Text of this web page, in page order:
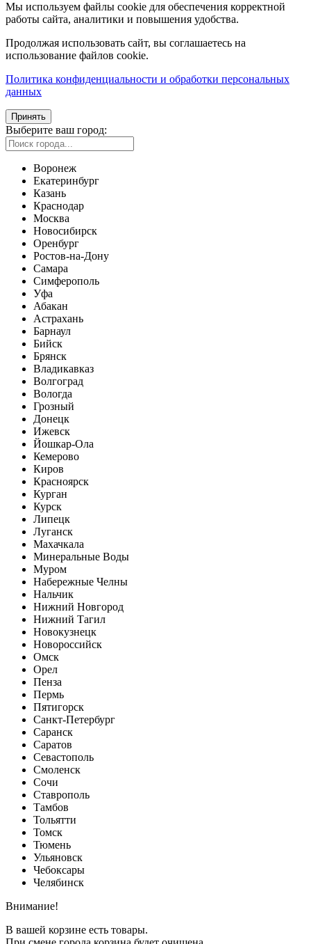
Мы используем файлы cookie для обеспечения корректной
работы сайта, аналитики и повышения удобства.
Продолжая использовать сайт, вы соглашаетесь на
использование файлов cookie.
Политика конфиденциальности и обработки персональных
данных
Принять
Выберите ваш город:
Воронеж
Екатеринбург
Казань
Краснодар
Москва
Новосибирск
Оренбург
Ростов-на-Дону
Самара
Симферополь
Уфа
Абакан
Астрахань
Барнаул
Бийск
Брянск
Владикавказ
Волгоград
Вологда
Грозный
Донецк
Ижевск
Йошкар-Ола
Кемерово
Киров
Красноярск
Курган
Курск
Липецк
Луганск
Махачкала
Минеральные Воды
Муром
Набережные Челны
Нальчик
Нижний Новгород
Нижний Тагил
Новокузнецк
Новороссийск
Омск
Орел
Пенза
Пермь
Пятигорск
Санкт-Петербург
Саранск
Саратов
Севастополь
Смоленск
Сочи
Ставрополь
Тамбов
Тольятти
Томск
Тюмень
Ульяновск
Чебоксары
Челябинск
Внимание!
В вашей корзине есть товары.